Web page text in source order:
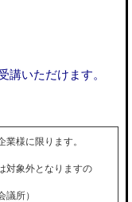
講いただけます。
様に限ります。
対象外となりますの
議所）